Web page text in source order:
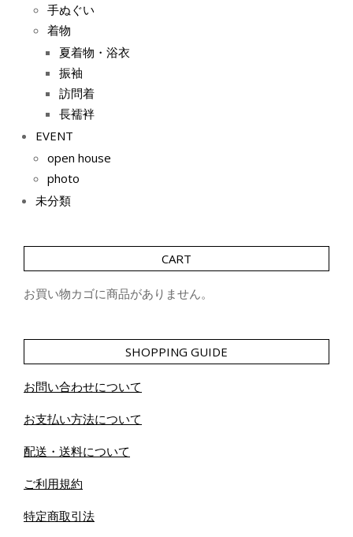
手ぬぐい
着物
夏着物・浴衣
振袖
訪問着
長襦袢
EVENT
open house
photo
未分類
CART
お買い物カゴに商品がありません。
SHOPPING GUIDE
お問い合わせについて
お支払い方法について
配送・送料について
ご利用規約
特定商取引法